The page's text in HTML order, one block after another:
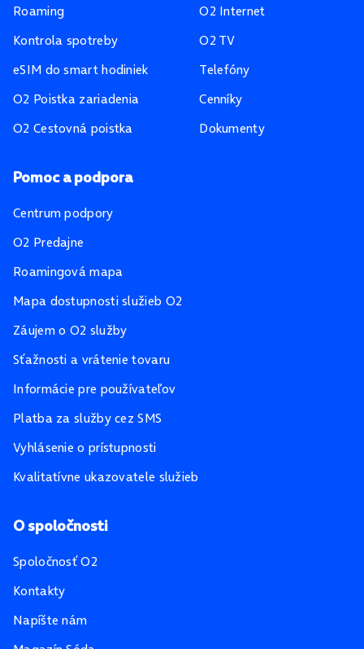
Roaming
Kontrola spotreby
eSIM do smart hodiniek
O2 Poistka zariadenia
O2 Cestovná poistka
O2 Internet
O2 TV
Telefóny
Cenníky
Dokumenty
Pomoc a podpora
Centrum podpory
O2 Predajne
Roamingová mapa
Mapa dostupnosti služieb O2
Záujem o O2 služby
Sťažnosti a vrátenie tovaru
Informácie pre používateľov
Platba za služby cez SMS
Vyhlásenie o prístupnosti
Kvalitatívne ukazovatele služieb
O spoločnosti
Spoločnosť O2
Kontakty
Napíšte nám